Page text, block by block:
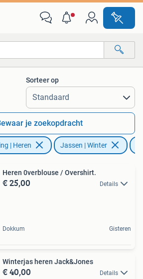
Alle afstanden…
Sorteer op
je zoekopdracht
| Heren Jassen | Winter
Heren 0verblouse / Overshirt.
€ 25,00 Details
Dokkum Gisteren
Winterjas heren Jack&Jones
€ 40,00 Details